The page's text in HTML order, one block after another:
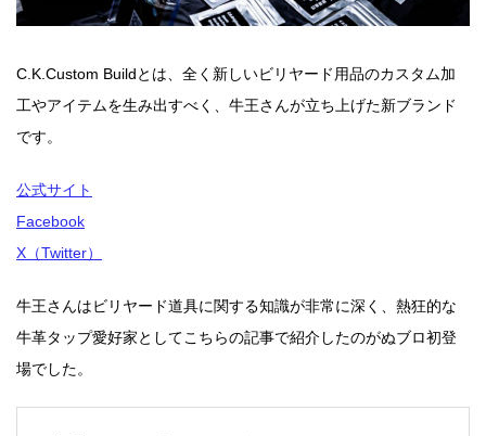
C.K.Custom Buildとは、全く新しいビリヤード用品のカスタム加
工やアイテムを生み出すべく、牛王さんが立ち上げた新ブランド
です。
公式サイト
Facebook
X（Twitter）
牛王さんはビリヤード道具に関する知識が非常に深く、熱狂的な
牛革タップ愛好家としてこちらの記事で紹介したのがぬブロ初登
場でした。